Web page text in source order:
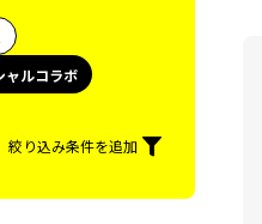
ャルコラボ
絞り込み条件を追加